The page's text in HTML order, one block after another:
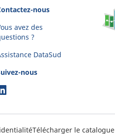
nous
avez des
?
DataSud
nous
Télécharger le catalogue